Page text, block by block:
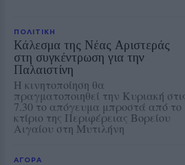
ΠΟΛΙΤΙΚΗ
Κάλεσμα της Νέας Αριστεράς
στη συγκέντρωση για την
Παλαιστίνη
Η κινητοποίηση θα
πραγματοποιηθεί την Κυριακή
7.30 το απόγευμα μπροστά από το
κτίριο της Περιφέρειας Βορείου
Αιγαίου στη Μυτιλήνη
ΑΓΟΡΑ